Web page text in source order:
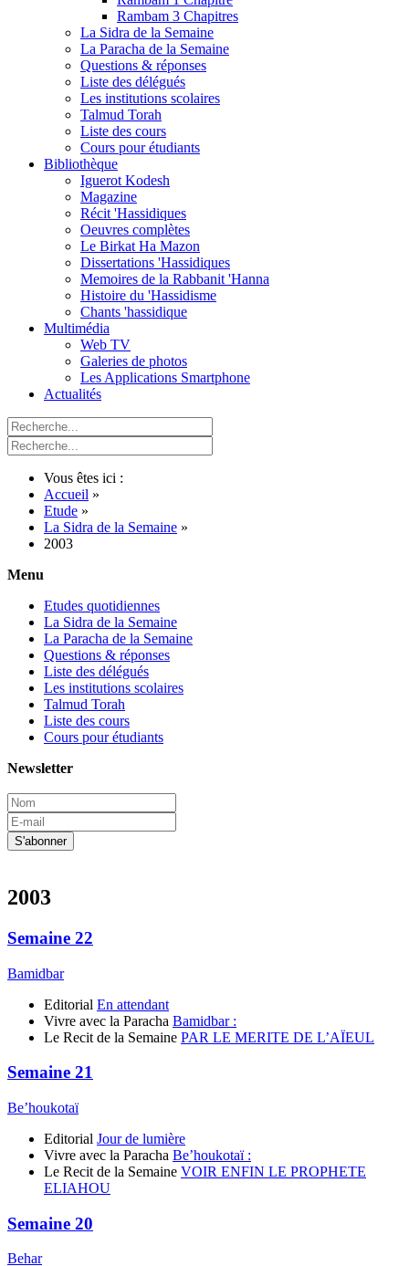
Rambam 3 Chapitres
La Sidra de la Semaine
La Paracha de la Semaine
Questions & réponses
Liste des délégués
Les institutions scolaires
Talmud Torah
Liste des cours
Cours pour étudiants
Bibliothèque
Iguerot Kodesh
Magazine
Récit 'Hassidiques
Oeuvres complètes
Le Birkat Ha Mazon
Dissertations 'Hassidiques
Memoires de la Rabbanit 'Hanna
Histoire du 'Hassidisme
Chants 'hassidique
Multimédia
Web TV
Galeries de photos
Les Applications Smartphone
Actualités
Vous êtes ici :
Accueil »
Etude »
La Sidra de la Semaine »
2003
Menu
Etudes quotidiennes
La Sidra de la Semaine
La Paracha de la Semaine
Questions & réponses
Liste des délégués
Les institutions scolaires
Talmud Torah
Liste des cours
Cours pour étudiants
Newsletter
2003
Semaine 22
Bamidbar
Editorial En attendant
Vivre avec la Paracha Bamidbar :
Le Recit de la Semaine PAR LE MERITE DE L’AÏEUL
Semaine 21
Be’houkotaï
Editorial Jour de lumière
Vivre avec la Paracha Be’houkotaï :
Le Recit de la Semaine VOIR ENFIN LE PROPHETE
ELIAHOU
Semaine 20
Behar